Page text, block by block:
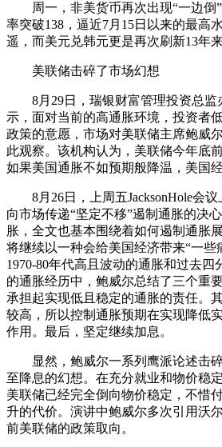
周一，非美货币再次出现“一边倒”
率突破138，逼近7月15日以来的最高
遥，而美元兑韩元更是再次刷新13年来
美联储击碎了市场幻想
8月29日，瑞银财富管理投资总监
示，面对当前的高通胀环境，投资者
政策的意愿，市场对美联储主席鲍威
此观察。该机构认为，美联储今年底
如果美国通胀不如预期般降温，美国
8月26日，上周五JacksonHole会议
向市场传递“坚定不移”遏制通胀的决
胀，全文也基本围绕着如何遏制通胀
将继续以一种会给美国经济带来“一些
1970-80年代高且波动的通胀和过去四
的通胀经历中，鲍威尔总结了三个重
承担起实现低且稳定的通胀的责任。
较高，所以控制通胀预期在实现降低
作用。最后，坚定继续加息。
显然，鲍威尔一系列鹰派论述击碎
至降息的幻想。在充分就业和物价稳
美联储已经完全倒向物价稳定，不惜
升的代价。演讲中鲍威尔多次引用沃
前美联储的政策取向。